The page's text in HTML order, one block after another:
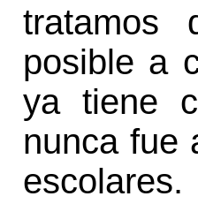
tratamos
posible a
ya tiene
nunca fue